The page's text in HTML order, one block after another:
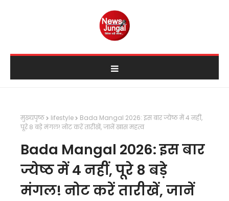
मुख्यपृष्ठ lifestyle
Bada Mangal 2026: इस बार ज्येष्ठ में 4 नहीं,
पूरे 8 बड़े मंगल! नोट करें तारीखें, जानें खास महत्व
Bada Mangal 2026: इस बार
ज्येष्ठ में 4 नहीं, पूरे 8 बड़े
मंगल! नोट करें तारीखें, जानें